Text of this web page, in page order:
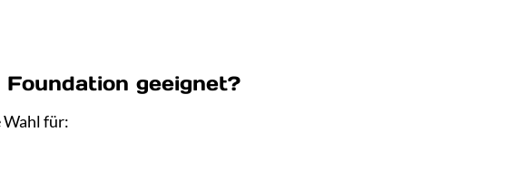
geeignet?
Wahl für: